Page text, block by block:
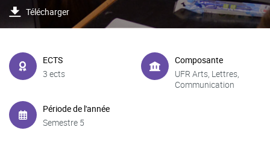
Télécharger
ECTS
3 ects
Composante
UFR Arts, Lettres,
Communication
Période de l'année
Semestre 5